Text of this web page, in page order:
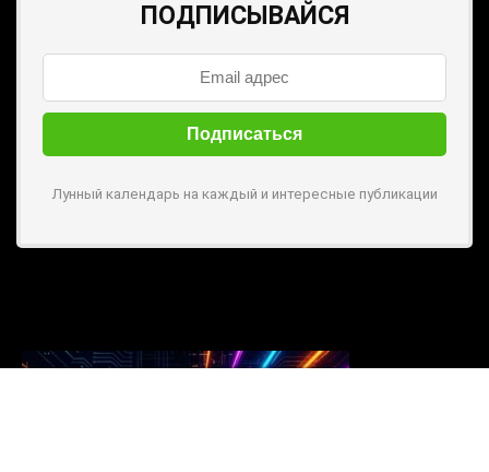
ПОДПИСЫВАЙСЯ
Лунный календарь на каждый и интересные публикации